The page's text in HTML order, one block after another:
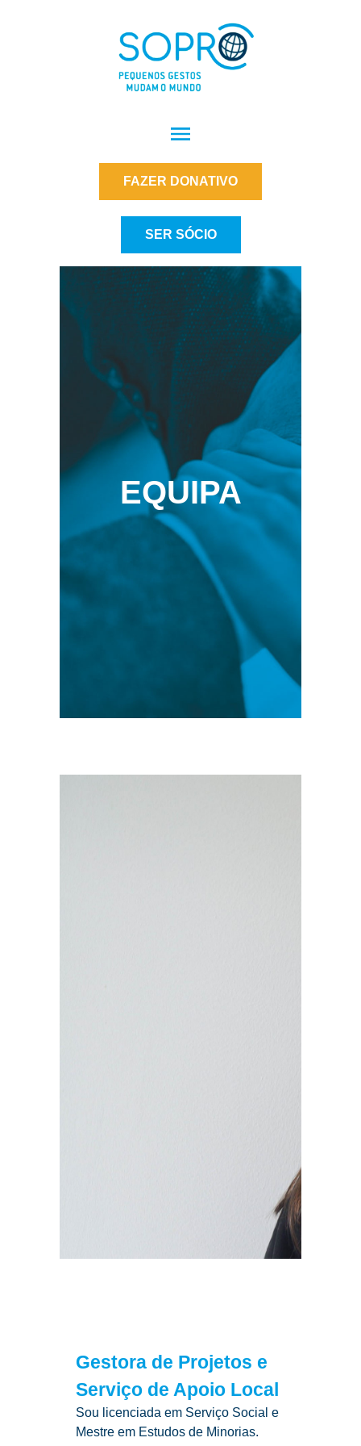
FAZER DONATIVO
SER SÓCIO
EQUIPA
Gestora de Projetos e
Serviço de Apoio Local
Sou licenciada em Serviço Social e
Mestre em Estudos de Minorias.